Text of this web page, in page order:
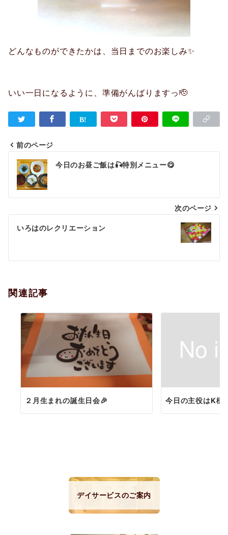
どんなものができたかは、当日までのお楽しみ✨
いい一日になるように、準備がんばりますっ🫡
投
稿
ナ
ビ
ゲ
シ
ン
前のページ
今日のお昼ご飯は🎣特別メニュー😋
次のページ
いろはのレクリエーション
関連記事
２月生まれの誕生日会🎉 今日の主役はK様
デイサービスのご案内